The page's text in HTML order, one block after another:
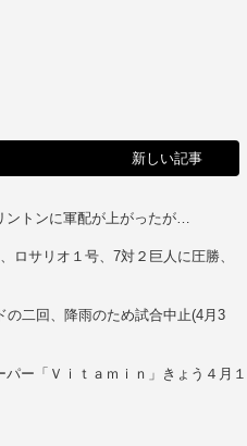
新しい記事
ントンに軍配が上がったが…
ロサリオ１号、7対２巨人に圧勝、
の二回、降雨のため試合中止(4月3
ー「Ｖｉｔａｍｉｎ」きょう４月１